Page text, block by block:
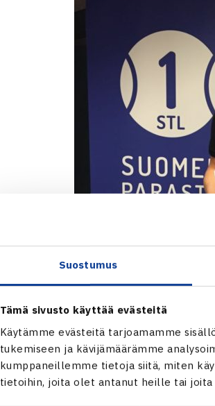
Suostumus
Tämä sivusto käyttää evästeitä
Käytämme evästeitä tarjoamamme
tukemiseen ja kävijämäärämme
kumppaneillemme tietoja siitä, miten
tietoihin, joita olet antanut heille tai